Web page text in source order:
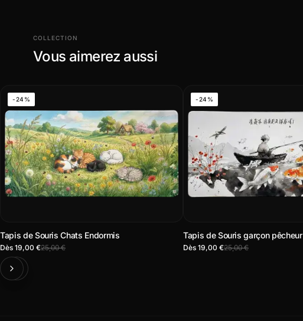
COLLECTION
Vous aimerez aussi
-24%
Tapis de Souris Chats Endormis
Dès 19,00 €25,00 €
-24%
Tapis de Souris garçon pêcheur
Dès 19,00 €25,00 €